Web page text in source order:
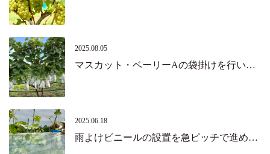
2025.08.05
マスカット・ベーリーAの袋掛けを行いました。（北杜市）
2025.06.18
雨よけビニールの設置を急ピッチで進めています。（北杜市）